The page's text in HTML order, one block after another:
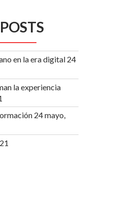
en la era digital 24
la experiencia
24 mayo,